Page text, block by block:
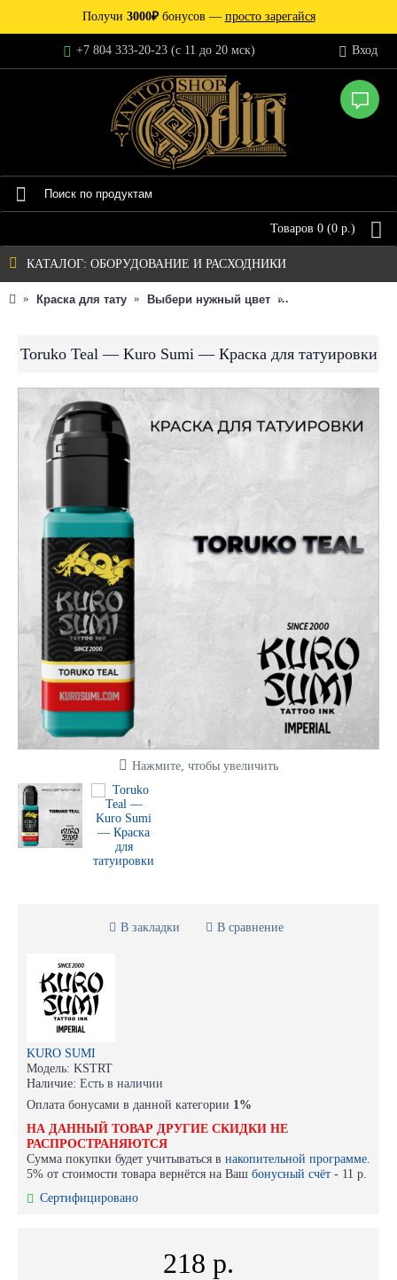
Получи 3000₽бонусов — просто зарегайся
+7 804 333-20-23 (c 11 до 20 мск) Вход
Товаров 0 (0 р.)
КАТАЛОГ: ОБОРУДОВАНИЕ И РАСХОДНИКИ
Краска для тату Выбери нужный цвет
Toruko Teal — Kuro Sumi — Краска для татуировки
Нажмите, чтобы увеличить
В закладки В сравнение
KURO SUMI
Модель: KSTRT
Наличие: Есть в наличии
Оплата бонусами в данной категории 1%
НА ДАННЫЙ ТОВАР ДРУГИЕ СКИДКИ НЕ
РАСПРОСТРАНЯЮТСЯ
Сумма покупки будет учитываться в накопительной программе.
5% от стоимости товара вернётся на Ваш бонусный счёт - 11 р.
Сертифицировано
218 р.